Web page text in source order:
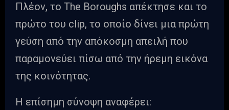
Πλέον, το The Boroughs απέκτησε και το
πρώτο του clip, το οποίο δίνει μια πρώτη
γεύση από την απόκοσμη απειλή που
παραμονεύει πίσω από την ήρεμη εικόνα
της κοινότητας.
Η επίσημη σύνοψη αναφέρει: